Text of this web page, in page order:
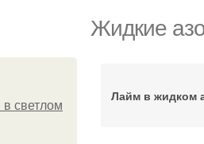
Жидкие
в светлом
Лайм в жидком